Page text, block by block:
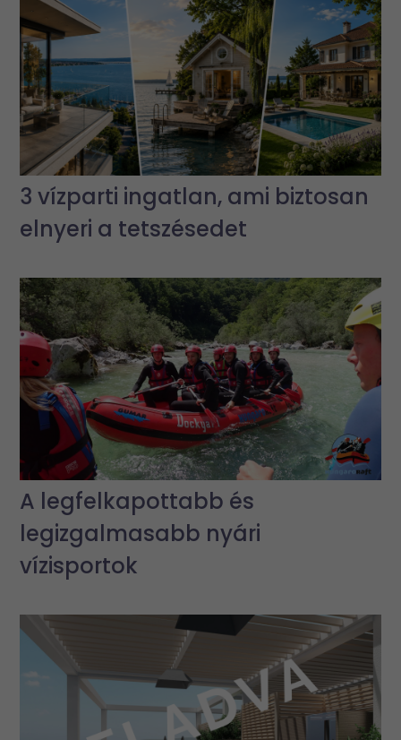
3 vízparti ingatlan, ami biztosan
elnyeri a tetszésedet
A legfelkapottabb és
legizgalmasabb nyári
vízisportok